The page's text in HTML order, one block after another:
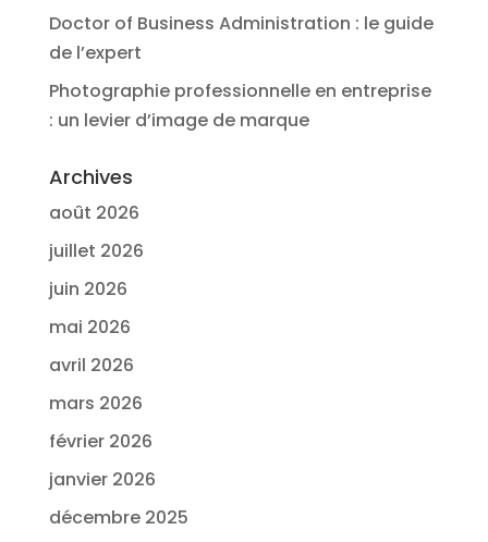
Doctor of Business Administration : le guide
de l’expert
Photographie professionnelle en entreprise
: un levier d’image de marque
Archives
août 2026
juillet 2026
juin 2026
mai 2026
avril 2026
mars 2026
février 2026
janvier 2026
décembre 2025